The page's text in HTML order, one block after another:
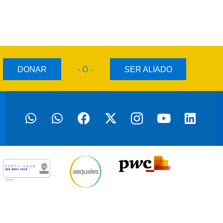
DONAR - O - SER ALIADO